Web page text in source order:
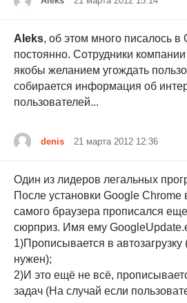
Aleks, об этом много писалось в
постоянно. Сотрудники
якобы желанием угождать
собирается информация об
пользователей...
denis 21 марта 2012 12:36
Один из лидеров легальных
После установки Google
самого браузера прописался
сюрприз. Имя ему
1)Прописывается в
нужен);
2)И это ещё не всё,
задач (На случай если